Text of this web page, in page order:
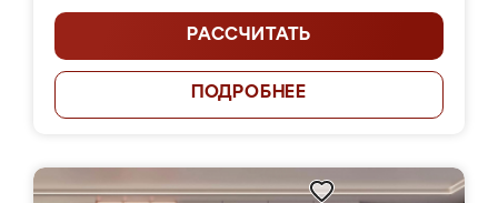
РАССЧИТАТЬ
ПОДРОБНЕЕ